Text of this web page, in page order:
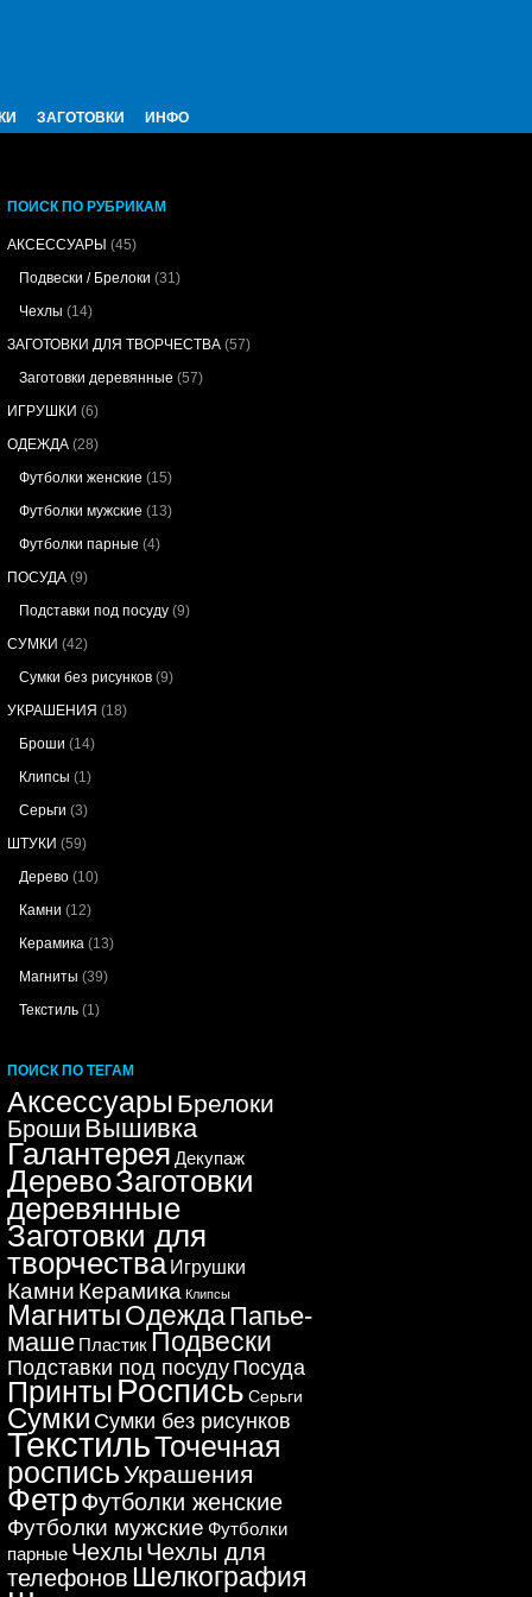
ЗАГОТОВКИ ИНФО
ПОИСК ПО РУБРИКАМ
АКСЕССУАРЫ (45)
Подвески / Брелоки (31)
Чехлы (14)
ЗАГОТОВКИ ДЛЯ ТВОРЧЕСТВА(57)
Заготовки деревянные (57)
ИГРУШКИ (6)
ОДЕЖДА(28)
Футболки женские (15)
Футболки мужские (13)
Футболки парные (4)
ПОСУДА(9)
Подставки под посуду(9)
СУМКИ (42)
Сумки без рисунков(9)
УКРАШЕНИЯ (18)
Броши (14)
Клипсы (1)
Серьги (3)
ШТУКИ (59)
Дерево(10)
Камни (12)
Керамика(13)
Магниты (39)
Текстиль(1)
ПОИСК ПО ТЕГАМ
Аксессуары Брелоки
Броши Вышивка
Галантерея Декупаж
ДеревоЗаготовки
деревянные
Заготовки для
творчества Игрушки
Камни Керамика Клипсы
Магниты ОдеждаПапье-
маше Пластик Подвески
Подставки под посуду Посуда
Принты Роспись Серьги
Сумки Сумки без рисунков
ТекстильТочечная
росписьУкрашения
ФетрФутболки женские
Футболки мужские Футболки
парные Чехлы Чехлы для
телефонов Шелкография